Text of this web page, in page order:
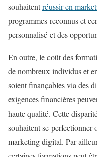
souhaitentréussir en
programmes reconnus et
personnalisé et des
En outre, le coût des
de nombreux individus et
soient finançables via des
exigences financières
haute qualité. Cette
souhaitent se perfectionner
marketing digital. Par